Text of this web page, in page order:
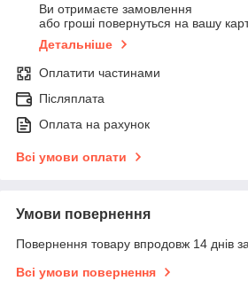
Ви отримаєте замовлення
або гроші повернуться на вашу
Детальніше
Оплатити частинами
Післяплата
Оплата на рахунок
Всі умови оплати
Умови повернення
Повернення товару впродовж 14 днів
Всі умови повернення